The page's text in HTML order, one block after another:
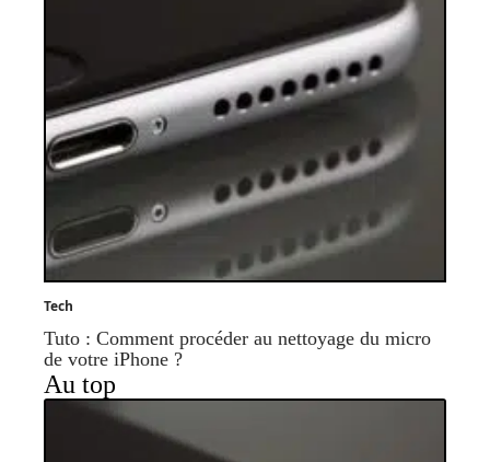
Tech
Tuto : Comment procéder au nettoyage du micro
de votre iPhone ?
Au top